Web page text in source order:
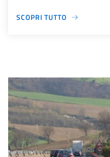
SCOPRI TUTTO